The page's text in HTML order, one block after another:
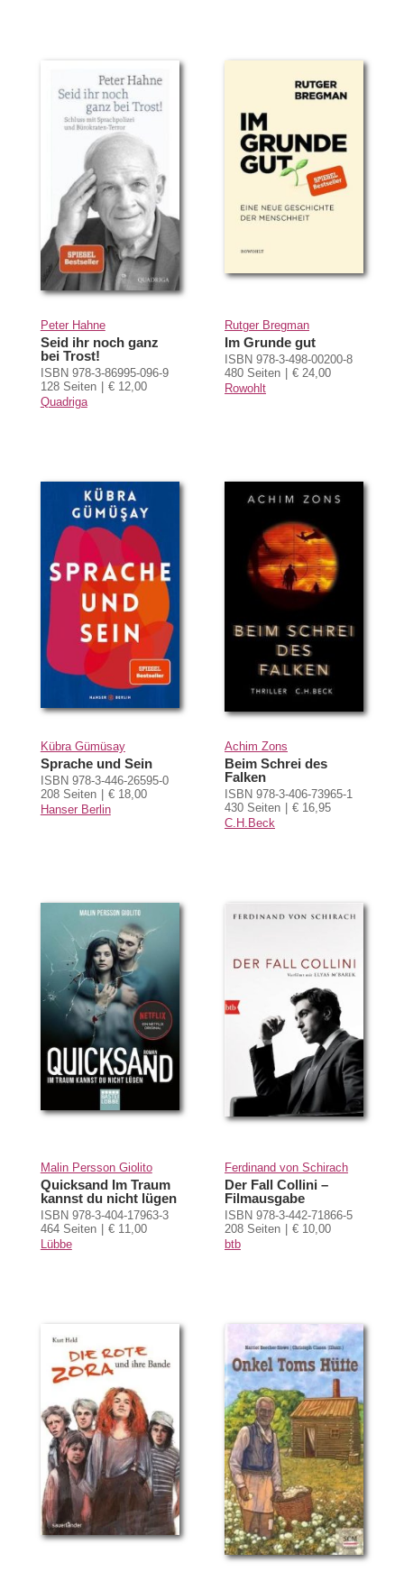
Peter Hahne
Seid ihr noch ganz
bei Trost!
ISBN 978-3-86995-096-9
128 Seiten
€ 12,00
Quadriga
Rutger Bregman
Im Grunde gut
ISBN 978-3-498-00200-8
480 Seiten
€ 24,00
Rowohlt
Kübra Gümüsay
Sprache und Sein
ISBN 978-3-446-26595-0
208 Seiten
€ 18,00
Hanser Berlin
Achim Zons
Beim Schrei des
Falken
ISBN 978-3-406-73965-1
430 Seiten
€ 16,95
C.H.Beck
Malin Persson Giolito
Quicksand Im Traum
kannst du nicht lügen
ISBN 978-3-404-17963-3
464 Seiten
€ 11,00
Lübbe
Ferdinand von Schirach
Der Fall Collini –
Filmausgabe
ISBN 978-3-442-71866-5
208 Seiten
€ 10,00
btb